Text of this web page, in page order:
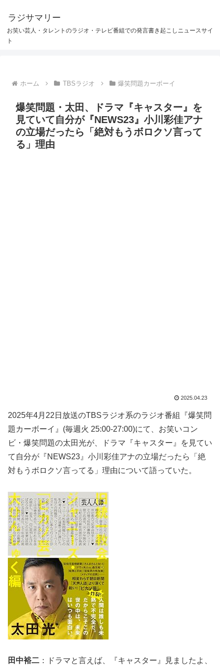
ラジサマリー
お笑い芸人・タレントのラジオ・テレビ番組での発言書き起こしニュースサイ
ト
ホーム TBSラジオ 爆笑問題カーボーイ
爆笑問題・太田、ドラマ『キャスター』を
見ていて自分が『NEWS23』小川彩佳アナ
の立場だったら「絶対もうボロクソ言って
る」理由
2025.04.23
2025年4月22日放送のTBSラジオ系のラジオ番組『爆笑問
題カーボーイ』(毎週火 25:00-27:00)にて、お笑いコン
ビ・爆笑問題の太田光が、ドラマ『キャスター』を見てい
て自分が『NEWS23』小川彩佳アナの立場だったら「絶
対もうボロクソ言ってる」理由について語っていた。
田中裕二 ：ドラマと言えば、『キャスター』見ましたよ、